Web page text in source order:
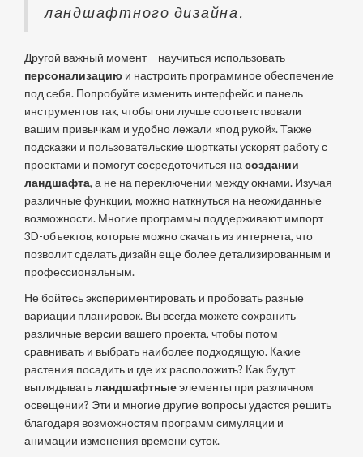
ландшафтного дизайна.
Другой важный момент – научиться использовать
персонализациюи настроить программное обеспечение
под себя. Попробуйте изменить интерфейс и панель
инструментов так, чтобы они лучше соответствовали
вашим привычкам и удобно лежали «под рукой». Также
подсказки и пользовательские шорткаты ускорят работу с
проектами и помогут сосредоточиться насоздании
ландшафта, а не на переключении между окнами. Изучая
различные функции, можно наткнуться на неожиданные
возможности. Многие программы поддерживают импорт
3D-объектов, которые можно скачать из интернета, что
позволит сделать дизайн еще более детализированным и
профессиональным.
Не бойтесь экспериментировать и пробовать разные
вариации планировок. Вы всегда можете сохранить
различные версии вашего проекта, чтобы потом
сравнивать и выбрать наиболее подходящую. Какие
растения посадить и где их расположить? Как будут
выглядыватьландшафтныеэлементы при различном
освещении? Эти и многие другие вопросы удастся решить
благодаря возможностям программ симуляции и
анимации изменения времени суток.